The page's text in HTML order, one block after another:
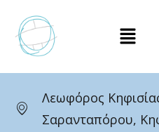
στο
περιεχόμενο
Μενού
Λεωφόρος
Σαρανταπόρου,